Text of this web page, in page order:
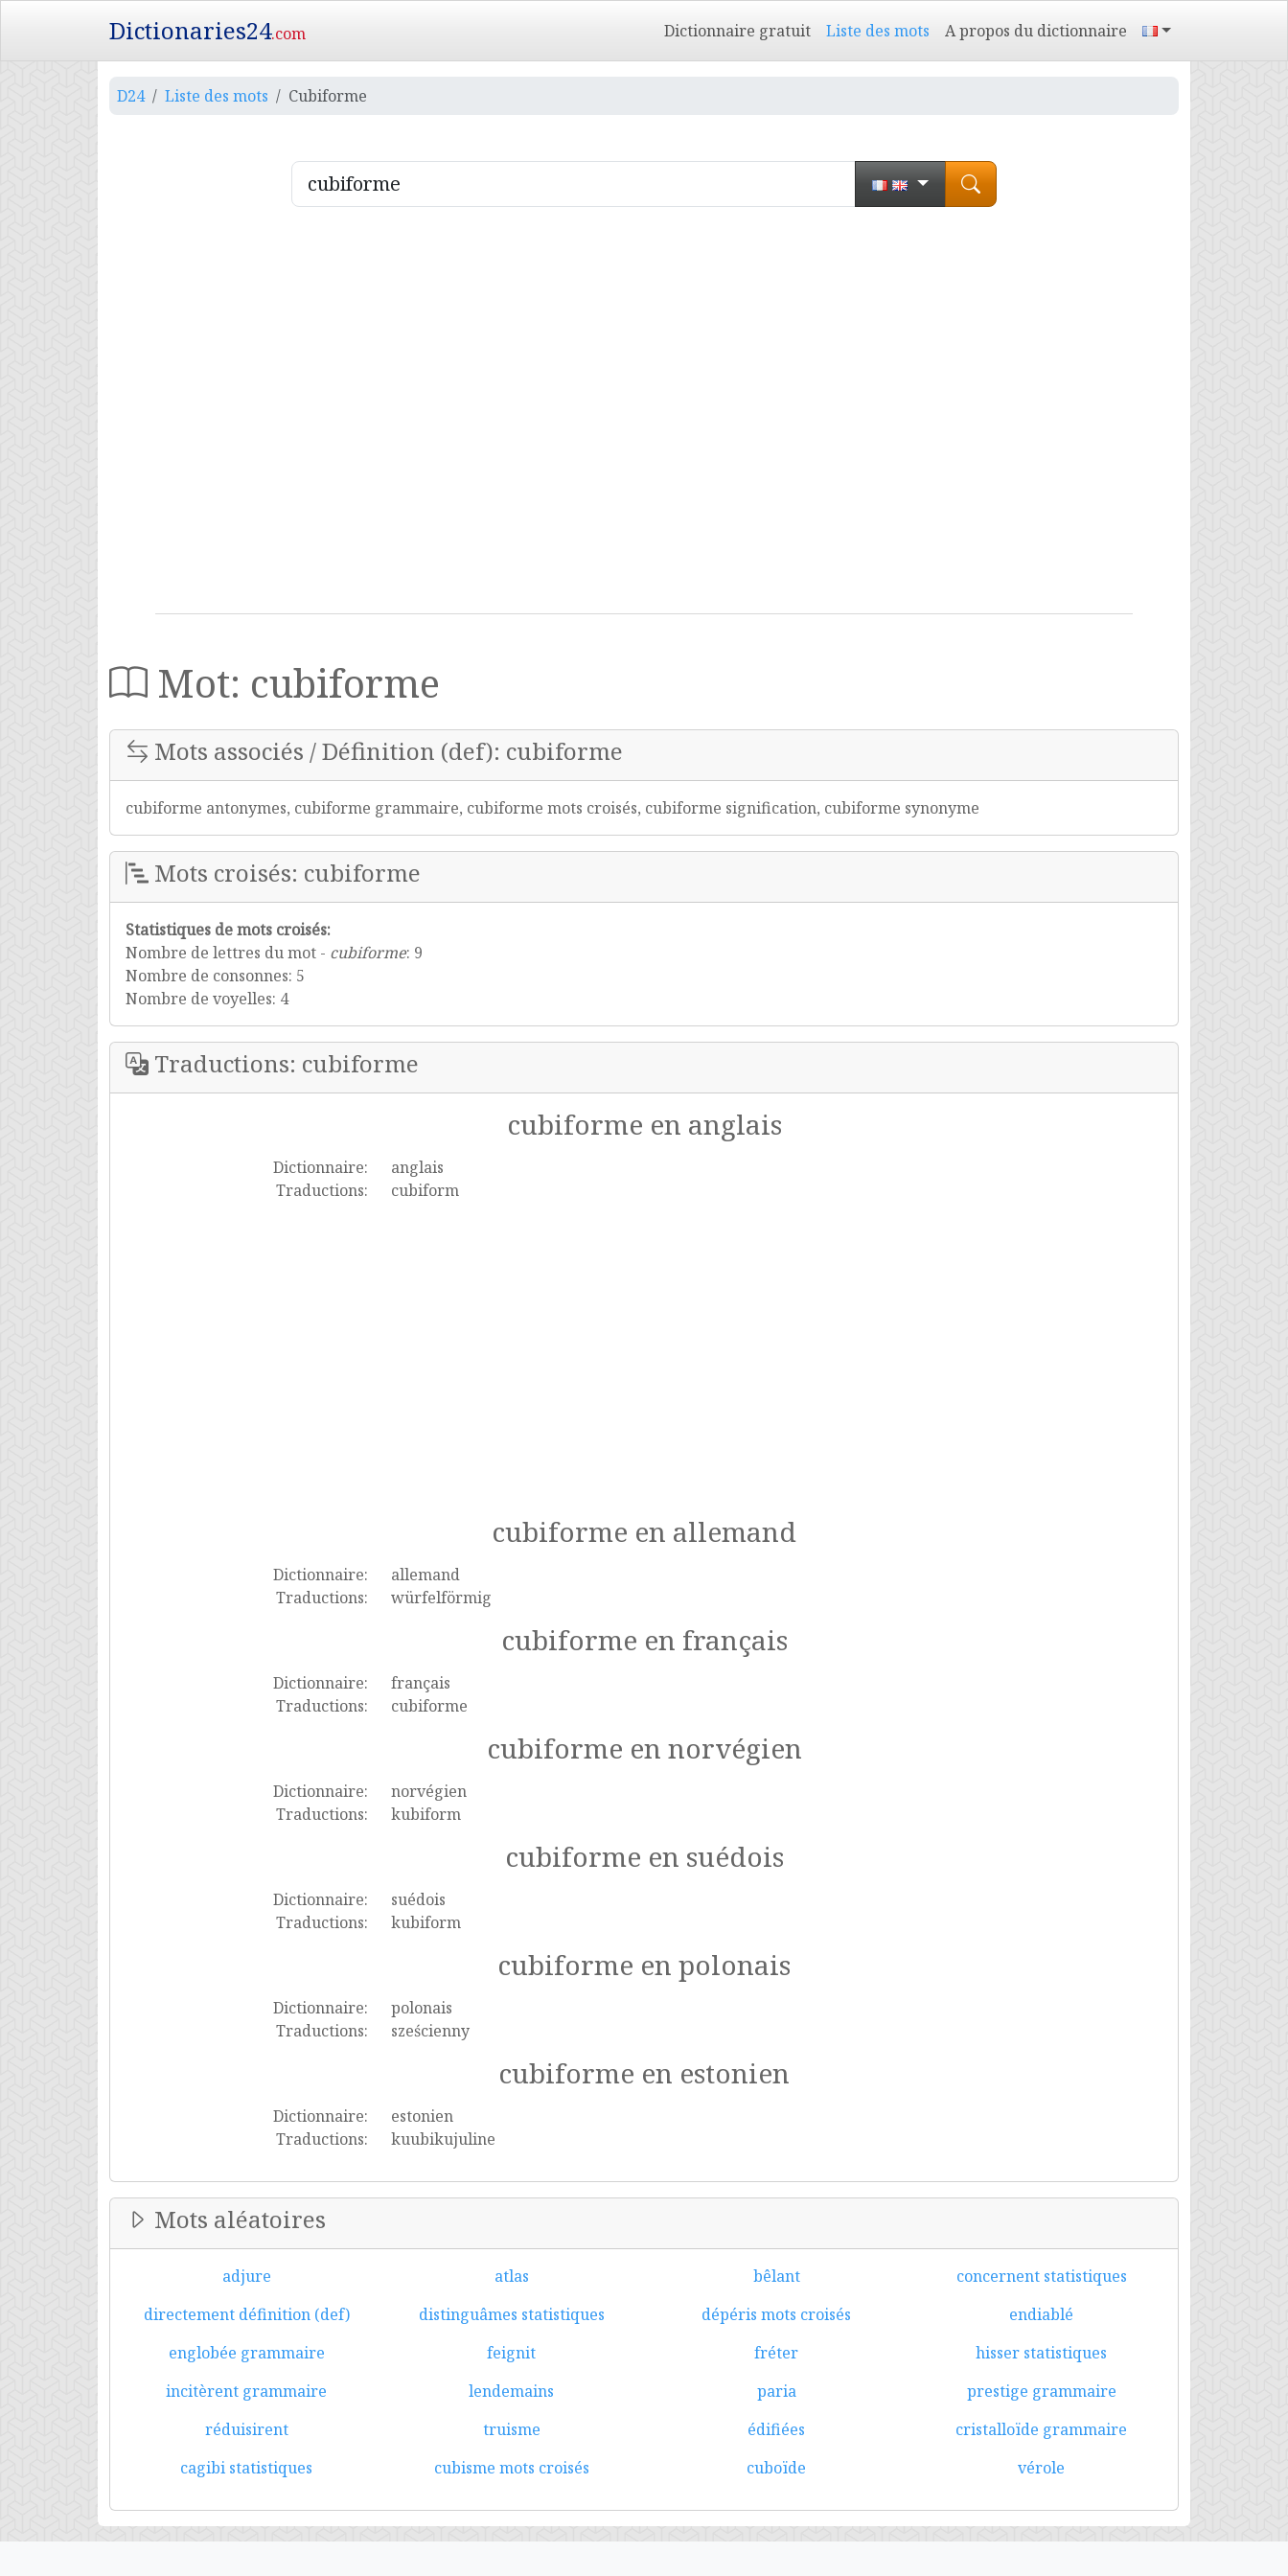
Dictionaries24.com Dictionnaire gratuit Liste des mots A propos du dictionnaire
D24 Liste des mots Cubiforme
Mot: cubiforme
Mots associés / Définition (def): cubiforme
cubiforme antonymes, cubiforme grammaire, cubiforme mots croisés, cubiforme signification, cubiforme synonyme
Mots croisés: cubiforme
Statistiques de mots croisés:
Nombre de lettres du mot - cubiforme: 9
Nombre de consonnes: 5
Nombre de voyelles: 4
Traductions: cubiforme
cubiforme en anglais
Dictionnaire:
anglais
Traductions:
cubiform
cubiforme en allemand
Dictionnaire:
allemand
Traductions:
würfelförmig
cubiforme en français
Dictionnaire:
français
Traductions:
cubiforme
cubiforme en norvégien
Dictionnaire:
norvégien
Traductions:
kubiform
cubiforme en suédois
Dictionnaire:
suédois
Traductions:
kubiform
cubiforme en polonais
Dictionnaire:
polonais
Traductions:
sześcienny
cubiforme en estonien
Dictionnaire:
estonien
Traductions:
kuubikujuline
Mots aléatoires
adjure atlas bêlant
concernent statistiques
directement définition (def)
distinguâmes statistiques dépéris mots croisés
endiablé
englobée grammaire
feignit fréter
hisser statistiques
incitèrent grammaire
lendemains paria
prestige grammaire
réduisirent
truisme édifiées
cristalloïde grammaire
cagibi statistiques
cubisme mots croisés cuboïde vérole